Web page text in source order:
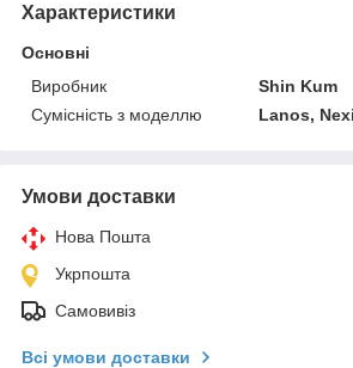
Характеристики
Основні
Виробник
Shin Kum
Сумісність з моделлю
Lanos,
Умови доставки
Нова Пошта
Укрпошта
Самовивіз
Всі умови доставки